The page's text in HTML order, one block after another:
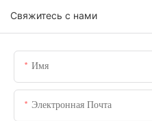
Свяжитесь с нами
Имя
Электронная Почта